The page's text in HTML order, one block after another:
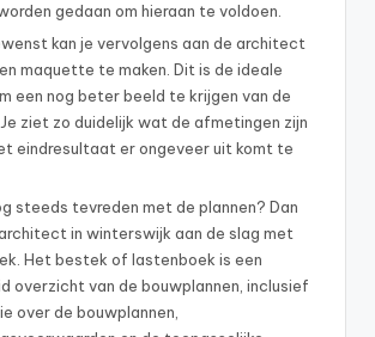
gedaan om hieraan te voldoen.
kan je vervolgens aan de architect
maquette te maken. Dit is de ideale
een nog beter beeld te krijgen van de
ziet zo duidelijk wat de afmetingen zijn
eindresultaat er ongeveer uit komt te
steeds tevreden met de plannen? Dan
in winterswijk aan de slag met
Het bestek of lastenboek is een
overzicht van de bouwplannen, inclusief
over de bouwplannen,